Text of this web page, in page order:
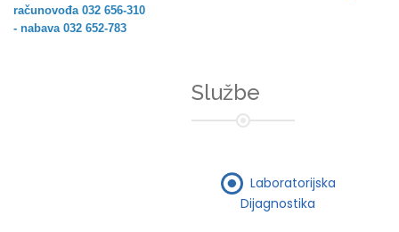
računovođa 032 656-310
- nabava 032 652-783
Službe
Laboratorijska
Dijagnostika